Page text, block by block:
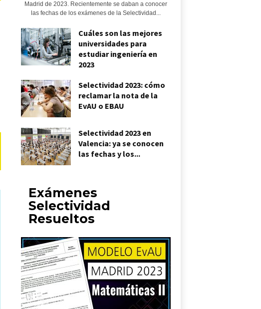
Madrid de 2023. Recientemente se daban a conocer
las fechas de los exámenes de la Selectividad...
Cuáles son las mejores
universidades para
estudiar ingeniería en
2023
Selectividad 2023: cómo
reclamar la nota de la
EvAU o EBAU
Selectividad 2023 en
Valencia: ya se conocen
las fechas y los...
Exámenes
Selectividad
Resueltos